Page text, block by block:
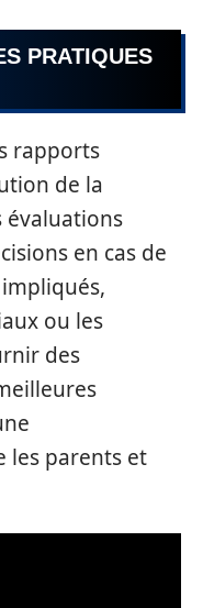
PRATIQUES
rapports
de la
évaluations
en cas de
ou les
des
les parents et